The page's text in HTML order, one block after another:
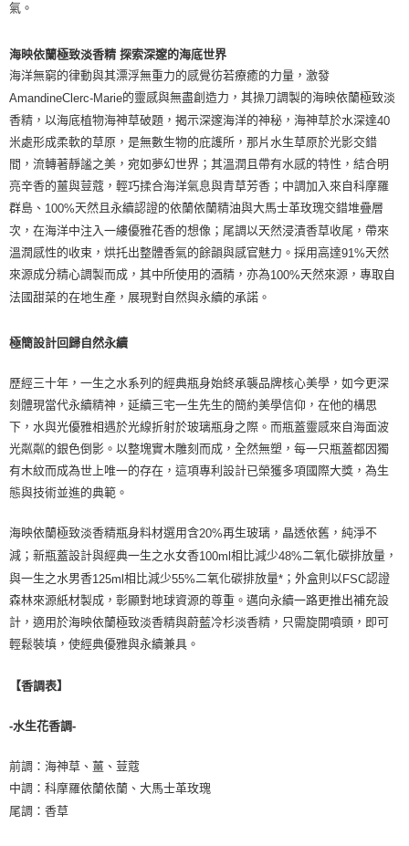
氣。
海映依蘭極致淡香精 探索深邃的海底世界
海洋無窮的律動與其漂浮無重力的感覺彷若療癒的力量，激發
AmandineClerc-Marie的靈感與無盡創造力，其操刀調製的海映依蘭極致淡
香精，以海底植物海神草破題，揭示深邃海洋的神秘，海神草於水深達40
米處形成柔軟的草原，是無數生物的庇護所，那片水生草原於光影交錯
間，流轉著靜謐之美，宛如夢幻世界；其溫潤且帶有水感的特性，結合明
亮辛香的薑與荳蔻，輕巧揉合海洋氣息與青草芳香；中調加入來自科摩羅
群島、 100%天然且永續認證的依蘭依蘭精油與大馬士革玫瑰交錯堆疊層
次，在海洋中注入一縷優雅花香的想像；尾調以天然浸漬香草收尾，帶來
溫潤感性的收束，烘托出整體香氣的餘韻與感官魅力。採用高達91%天然
來源成分精心調製而成，其中所使用的酒精，亦為100%天然來源，專取自
法國甜菜的在地生產，展現對自然與永續的承諾。
極簡設計回歸自然永續
歷經三十年，一生之水系列的經典瓶身始終承襲品牌核心美學，如今更深
刻體現當代永續精神，延續三宅一生先生的簡約美學信仰，在他的構思
下，水與光優雅相遇於光線折射於玻璃瓶身之際。而瓶蓋靈感來自海面波
光粼粼的銀色倒影。以整塊實木雕刻而成，全然無塑，每一只瓶蓋都因獨
有木紋而成為世上唯一的存在，這項專利設計已榮獲多項國際大獎，為生
態與技術並進的典範。
海映依蘭極致淡香精瓶身料材選用含20%再生玻璃，晶透依舊，純淨不
減；新瓶蓋設計與經典一生之水女香100ml相比減少48%二氧化碳排放量，
與一生之水男香125ml相比減少55%二氧化碳排放量* ；外盒則以 FSC認證
森林來源紙材製成，彰顯對地球資源的尊重。邁向永續一路更推出補充設
計，適用於海映依蘭極致淡香精與蔚藍冷杉淡香精，只需旋開噴頭，即可
輕鬆裝填，使經典優雅與永續兼具。
【香調表】
-水生花香調-
前調：海神草、薑、荳蔻
中調：科摩羅依蘭依蘭、大馬士革玫瑰
尾調：香草